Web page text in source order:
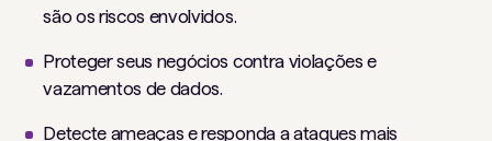
são os riscos envolvidos.
Proteger seus negócios contra violações e
vazamentos de dados.
Detecte ameaças e responda a ataques mais